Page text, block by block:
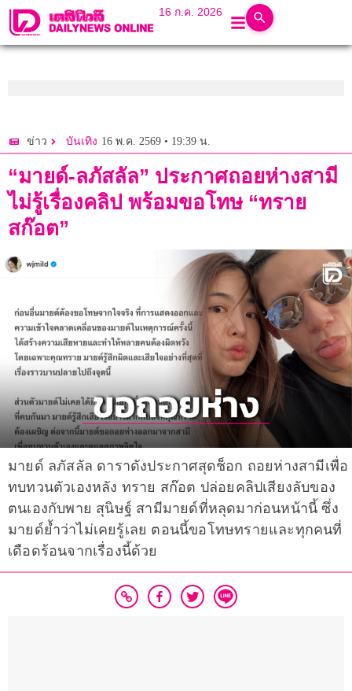
16 ก.ค. 2026
ข่าว บันเทิง 16 พ.ค. 2569 • 19:39 น.
“มายด์-ลภัสลัล” ประกาศถอยห่างสามี
ไม่รู้เรื่องคลิป พร้อมขอโทษ “ทราย
สก๊อต”
มายด์ ลภัสลัล ดาราดังประกาศสุดช็อก ถอยห่างสามีเพื่อ
ทบทวนตัวเองหลัง ทราย สก๊อต ปล่อยคลิปเสียงลับของ
ตนเองกับพาย สุนิษฐ์ สามีมายด์ที่หลุดมาก่อนหน้านี้ ซึ่ง
มายด์ย้ำว่าไม่เคยรู้เลย ตอนนี้ขอโทษทรายและทุกคนที่
เดือดร้อนจากเรื่องนี้ด้วย